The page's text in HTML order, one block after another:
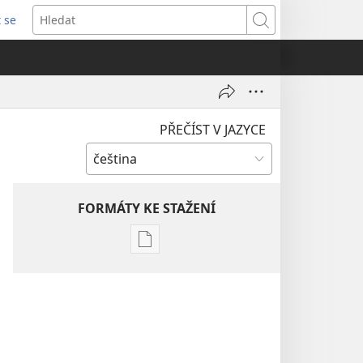
se
Hledat
PŘEČÍST V JAZYCE
FORMÁTY KE STAŽENÍ
Formáty